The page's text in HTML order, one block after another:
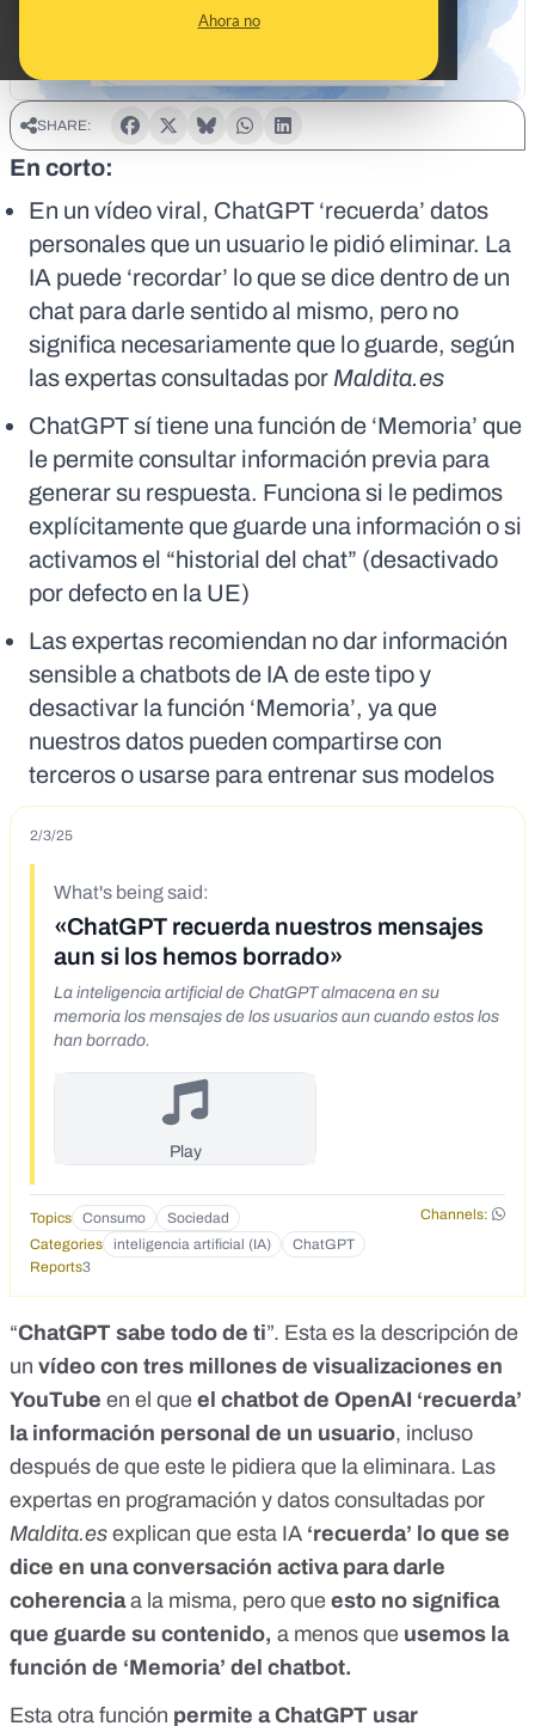
Ahora no
SHARE:
En corto:
En un vídeo viral, ChatGPT ‘recuerda’ datos
personales que un usuario le pidió eliminar. La
IA puede ‘recordar’ lo que se dice dentro de un
chat para darle sentido al mismo, pero no
significa necesariamente que lo guarde, según
las expertas consultadas por Maldita.es
ChatGPT sí tiene una función de ‘Memoria’ que
le permite consultar información previa para
generar su respuesta. Funciona si le pedimos
explícitamente que guarde una información o si
activamos el “historial del chat” (desactivado
por defecto en la UE)
Las expertas recomiendan no dar información
sensible a chatbots de IA de este tipo y
desactivar la función ‘Memoria’, ya que
nuestros datos pueden compartirse con
terceros o usarse para entrenar sus modelos
2/3/25
What's being said:
«ChatGPT recuerda nuestros mensajes
aun si los hemos borrado»
La inteligencia artificial de ChatGPT almacena en su
memoria los mensajes de los usuarios aun cuando estos los
han borrado.
Play
Topics Consumo Sociedad
Channels:
Categories
inteligencia artificial (IA)
ChatGPT
Reports3
“ChatGPT sabe todo de ti”. Esta es la descripción de
un vídeo con tres millones de visualizaciones en
YouTube en el que el chatbot de OpenAI ‘recuerda’
la información personal de un usuario, incluso
después de que este le pidiera que la eliminara. Las
expertas en programación y datos consultadas por
Maldita.es explican que esta IA ‘recuerda’ lo que se
dice en una conversación activa para darle
coherenciaa la misma, pero que esto no significa
que guarde su contenido, a menos que usemos la
función de ‘Memoria’ del chatbot.
Esta otra función permite a ChatGPT usar